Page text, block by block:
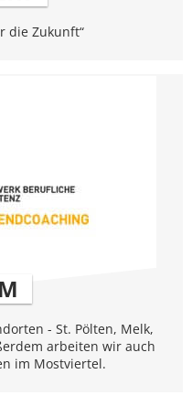
die Zukunft“
- St. Pölten, Melk,
arbeiten wir auch
im Mostviertel.